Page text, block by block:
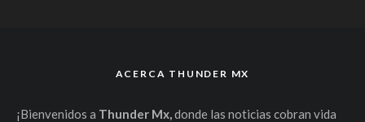
ACERCA THUNDER MX
¡Bienvenidos a Thunder Mx,donde las noticias cobran vida